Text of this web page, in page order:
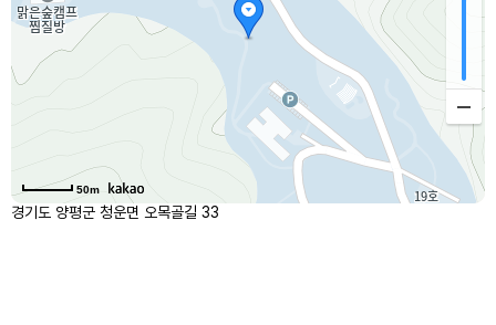
50m
경기도 양평군 청운면 오목골길 33